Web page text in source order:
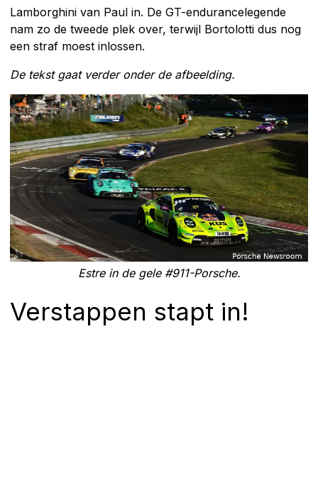
Lamborghini van Paul in. De GT-endurancelegende
nam zo de tweede plek over, terwijl Bortolotti dus nog
een straf moest inlossen.
De tekst gaat verder onder de afbeelding.
Estre in de gele #911-Porsche.
Verstappen stapt in!